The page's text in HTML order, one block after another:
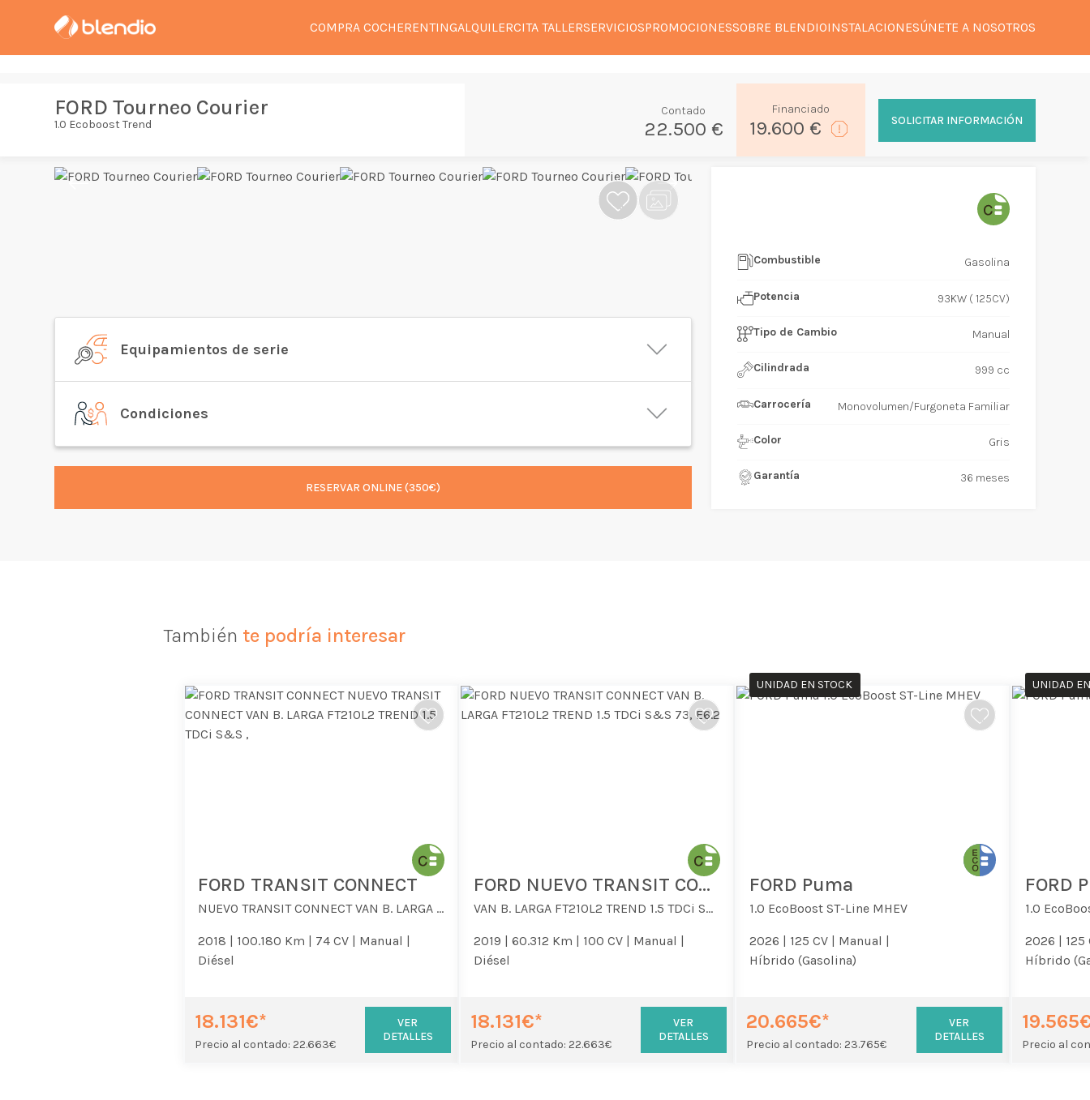
COMPRA COCHERENTINGALQUILERCITA TALLERSERVICIOSPROMOCIONESSOBRE BLENDIOINSTALACIONESÚNETE A NOSOTROS
FORD Tourneo Courier
1.0 Ecoboost Trend
Contado
22.500 €
Financiado
19.600 € SOLICITAR INFORMACIÓN
Equipamientos de serie
Condiciones
RESERVAR ONLINE (350€)
Combustible Gasolina
Potencia 93KW ( 125CV)
Tipo de Cambio Manual
Cilindrada 999 cc
Carrocería Monovolumen/Furgoneta Familiar
Color Gris
Garantía 36 meses
También te podría interesar
FORD TRANSIT CONNECT
NUEVO TRANSIT CONNECT VAN B. LARGA FT210L2 TREND 1.5 TDCi S&S ,
2018 | 100.180 Km | 74 CV |
Manual |
Diésel
18.131€*
Precio al contado: 22.663€
VER
DETALLES
FORD NUEVO TRANSIT CONNECT
VAN B. LARGA FT210L2 TREND 1.5 TDCi S&S 73, E6.2
2019 | 60.312 Km | 100 CV |
Manual |
Diésel
18.131€*
Precio al contado: 22.663€
VER
DETALLES
UNIDAD EN STOCK
FORD Puma
1.0 EcoBoost ST-Line MHEV
2026 | 125 CV |
Manual |
Híbrido (Gasolina)
20.665€*
Precio al contado: 23.765€
VER
DETALLES
UNIDAD
FORD
1.0
2026 |
125
Híbrido
Precio al